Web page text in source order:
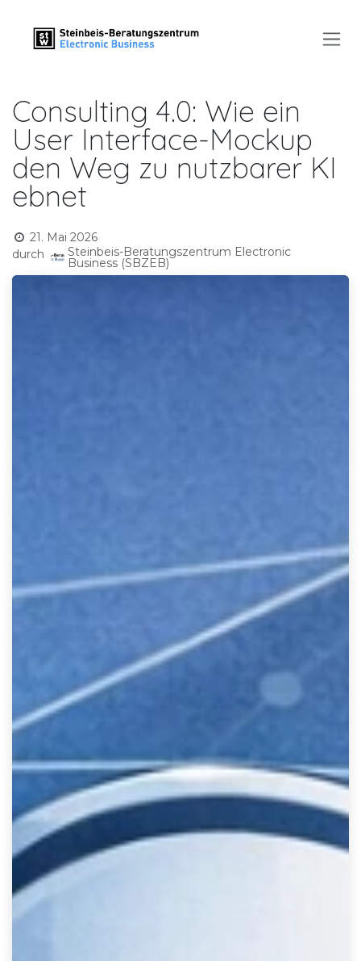
Consulting 4.0: Wie ein
User Interface-Mockup
den Weg zu nutzbarer KI
ebnet
21. Mai 2026
durch
Steinbeis-Beratungszentrum Electronic
Business (SBZEB)